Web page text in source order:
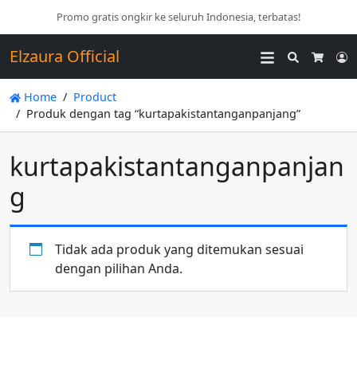
Promo gratis ongkir ke seluruh Indonesia, terbatas!
Elzaura Official
Search
Home
Product
Produk dengan tag “kurtapakistantanganpanjang”
kurtapakistantanganpanjan
g
Tidak ada produk yang ditemukan sesuai
dengan pilihan Anda.